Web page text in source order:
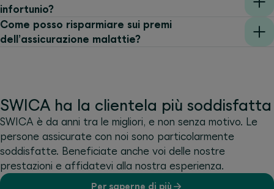
infortunio?
Come posso risparmiare sui premi
dell’assicurazione malattie?
SWICA ha la clientela più soddisfatta
SWICA è da anni tra le migliori, e non senza motivo. Le
persone assicurate con noi sono particolarmente
soddisfatte. Beneficiate anche voi delle nostre
prestazioni e affidatevi alla nostra esperienza.
Per saperne di più